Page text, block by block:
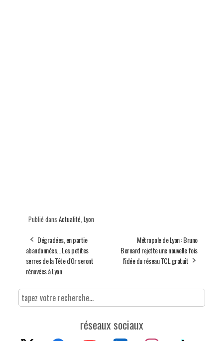
Publié dans Actualité Lyon
Dégradées, en partie
abandonnées... Les petites
serres de la Tête d'Or seront
rénovées à Lyon
Métropole de Lyon : Bruno
Bernard rejette une nouvelle fois
l'idée du réseau TCL gratuit
réseaux sociaux